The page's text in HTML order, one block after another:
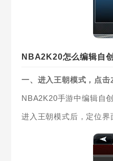
NBA2K20怎么编辑自
一、进入王朝模式，点击
NBA2K20手游中编辑自
进入王朝模式后，定位界